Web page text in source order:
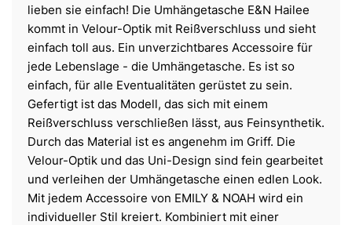
lieben sie einfach! Die Umhängetasche E&N Hailee
kommt in Velour-Optik mit Reißverschluss und sieht
einfach toll aus. Ein unverzichtbares Accessoire für
jede Lebenslage - die Umhängetasche. Es ist so
einfach, für alle Eventualitäten gerüstet zu sein.
Gefertigt ist das Modell, das sich mit einem
Reißverschluss verschließen lässt, aus Feinsynthetik.
Durch das Material ist es angenehm im Griff. Die
Velour-Optik und das Uni-Design sind fein gearbeitet
und verleihen der Umhängetasche einen edlen Look.
Mit jedem Accessoire von EMILY & NOAH wird ein
individueller Stil kreiert. Kombiniert mit einer